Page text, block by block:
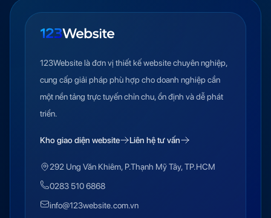
123Website là đơn vị thiết kế website chuyên nghiệp,
cung cấp giải pháp phù hợp cho doanh nghiệp cần
một nền tảng trực tuyến chỉn chu, ổn định và dễ phát
triển.
Kho giao diện website Liên hệ tư vấn
292 Ung Văn Khiêm, P.Thạnh Mỹ Tây, TP.HCM
0283 510 6868
info@123website.com.vn